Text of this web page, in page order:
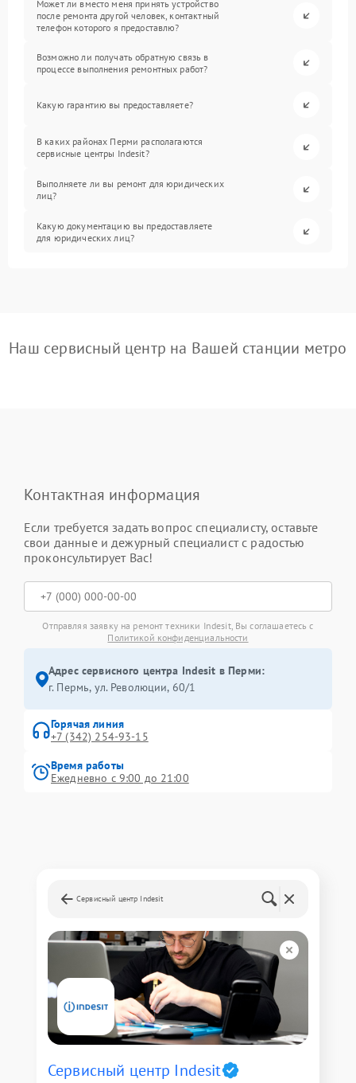
Может ли вместо меня принять устройство
после ремонта другой человек, контактный
телефон которого я предоставлю?
Возможно ли получать обратную связь в
процессе выполнения ремонтных работ?
Какую гарантию вы предоставляете?
В каких районах Перми располагаются
сервисные центры Indesit?
Выполняете ли вы ремонт для юридических
лиц?
Какую документацию вы предоставляете
для юридических лиц?
Наш сервисный центр на Вашей станции метро
Контактная информация
Если требуется задать вопрос специалисту, оставьте
свои данные и дежурный специалист с радостью
проконсультирует Вас!
Отправляя заявку на ремонт техники Indesit, Вы соглашаетесь с
Политикой конфиденциальности
Адрес сервисного центра Indesit в Перми:
г. Пермь, ул. ​Революции, 60/1
Горячая линия
+7 (342) 254-93-15
Время работы
Ежедневно с 9:00 до 21:00
Сервисный центр Indesit
Сервисный центр Indesit